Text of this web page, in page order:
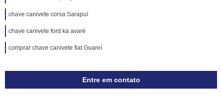
chave canivete corsa Sarapuí
chave canivete ford ka avaré
comprar chave canivete fiat Guareí
Entre em contato